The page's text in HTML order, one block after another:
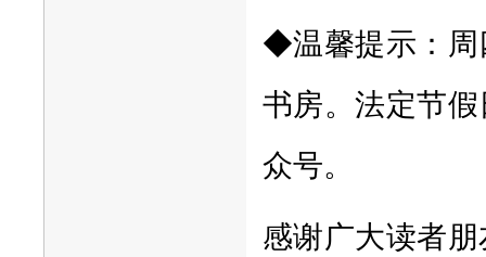
◆温馨提示：周
书房。法定节
众号。
感谢广大读者